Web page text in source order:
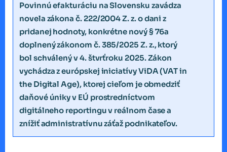
Povinnú efakturáciu na Slovensku zavádza
novela zákona č. 222/2004 Z. z. o dani z
pridanej hodnoty, konkrétne nový § 76a
doplnený zákonom č. 385/2025 Z. z., ktorý
bol schválený v 4. štvrťroku 2025. Zákon
vychádza z európskej iniciatívy ViDA (VAT in
the Digital Age), ktorej cieľom je obmedziť
daňové úniky v EÚ prostredníctvom
digitálneho reportingu v reálnom čase a
znížiť administratívnu záťaž podnikateľov.